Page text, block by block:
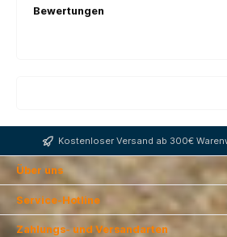
Bewertungen
Kostenloser Versand ab 300€
Über uns
Service-Hotline
Zahlungs- und Versandarten